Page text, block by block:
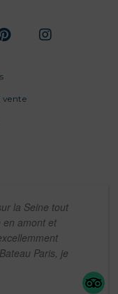
vente
la Seine tout
en amont et
Paris, je